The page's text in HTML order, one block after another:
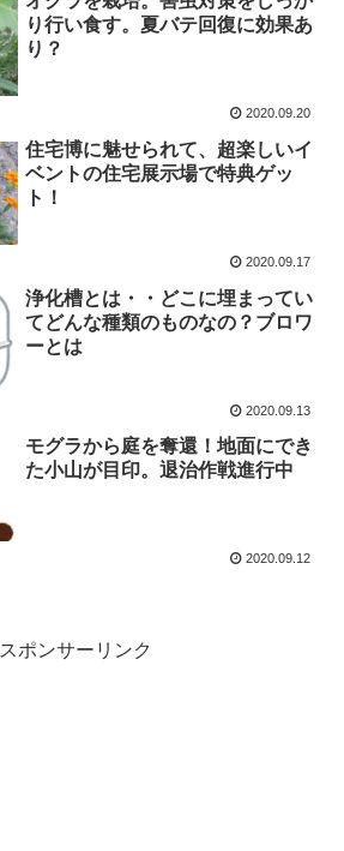
り行い食す。夏バテ回復に効果あ
り？
2020.09.20
住宅博に魅せられて、超楽しいイ
ベントの住宅展示場で特典ゲッ
ト！
2020.09.17
浄化槽とは・・どこに埋まってい
てどんな種類のものなの？ブロワ
ーとは
2020.09.13
モグラから庭を奪還！地面にでき
た小山が目印。退治作戦進行中
2020.09.12
スポンサーリンク